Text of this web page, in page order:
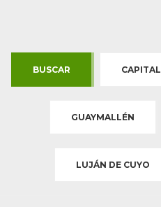
BUSCAR CAPITAL
GUAYMALLÉN
LUJÁN DE CUYO